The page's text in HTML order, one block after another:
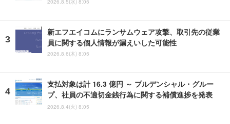
新エフエイコムにランサムウェア攻撃、取引先の従業
員に関する個人情報が漏えいした可能性
2026.8.6(木) 8:05
支払対象は計 16.3 億円 ～ プルデンシャル・グルー
プ、社員の不適切金銭行為に関する補償進捗を発表
2026.8.4(火) 8:05